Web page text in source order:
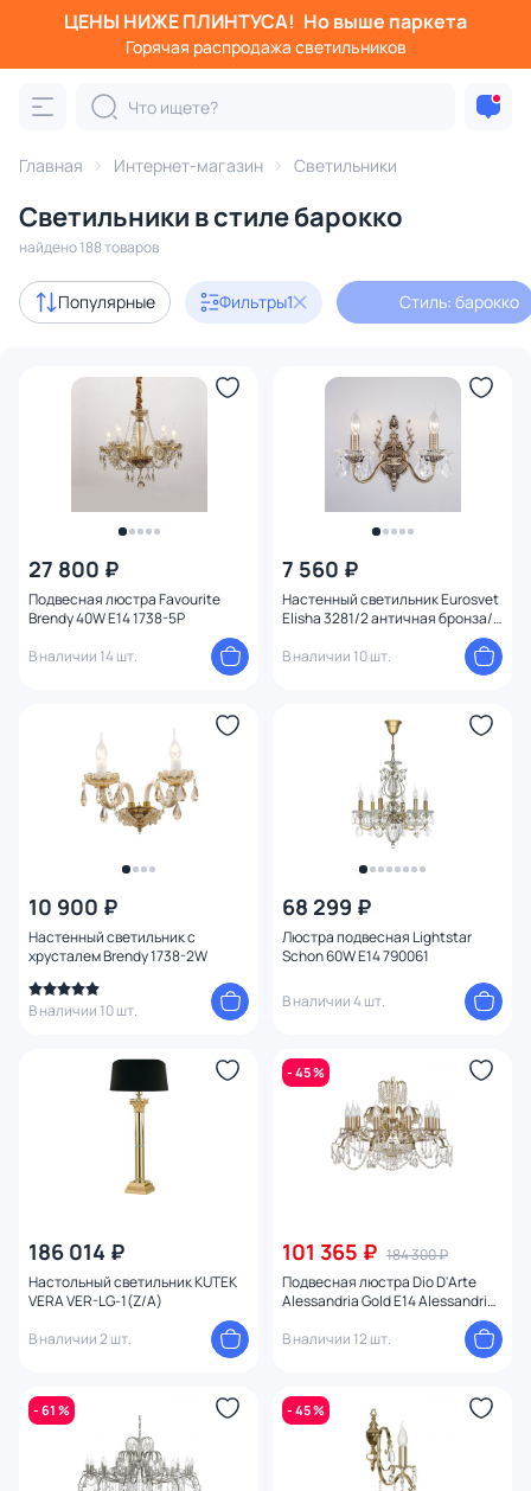
ЦЕНЫ НИЖЕ ПЛИНТУСА! Но выше паркета
Горячая распродажа светильников
Главная Интернет-магазин Светильники
Светильники в стиле барокко
найдено 188 товаров
Популярные Фильтры1 Стиль: барокко
27 800 ₽
Подвесная люстра Favourite
Brendy 40W E14 1738-5P
В наличии 14 шт.
7 560 ₽
Настенный светильник Eurosvet
Elisha 3281/2 античная бронза/
прозрачный хрусталь Strotskis
В наличии 10 шт.
10 900 ₽
Настенный светильник с
хрусталем Brendy 1738-2W
В наличии 10 шт.
68 299 ₽
Люстра подвесная Lightstar
Schon 60W E14 790061
В наличии 4 шт.
186 014 ₽
Настольный светильник KUTEK
VERA VER-LG-1(Z/A)
В наличии 2 шт.
- 45 %
101 365 ₽ 184 300 ₽
Подвесная люстра Dio D'Arte
Alessandria Gold E14 Alessandria
В наличии 12 шт.
- 61 % - 45 %
Фильтры
Категория:
Люстры Подвесные светильники Потолочные
Акции 87
153
Доставка
Бренд
Цвет
Стиль
Материал
Вид лампы
Тип помещения
Оформление
Функции
Мощность ламп